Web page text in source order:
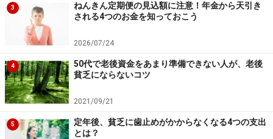
※記事内容は執筆時点のものです。最新の内容をご確認くださ
い。
本記事の内容は一般的な情報提供を目的としており、特定の金融
商品や投資行動を推奨するものではありません。
投資や資産運用に関する最終的なご判断はご自身の責任において
行ってください。
掲載情報の正確性・完全性については十分に配慮しております
が、その内容を保証するものではなく、これに基づく損失・損害
などについて当社は一切の責任を負いません。
最新の情報や詳細については、必ず各金融機関やサービス提供者
の公式情報をご確認ください。
3
ねんきん定期便の見込額に注意！年金から天引き
される4つのお金を知っておこう
2026/07/24
4
50代で老後資金をあまり準備できない人が、老後
貧乏にならないコツ
2021/09/21
5
定年後、貧乏に歯止めがかからなくなる4つの支出
とは？